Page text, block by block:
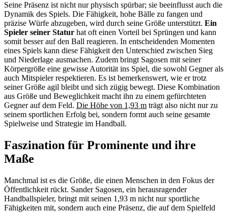
Seine Präsenz ist nicht nur physisch spürbar; sie beeinflusst auch die
Dynamik des Spiels. Die Fähigkeit, hohe Bälle zu fangen und
präzise Würfe abzugeben, wird durch seine Größe unterstützt. Ein
Spieler seiner Statur hat oft einen Vorteil bei Sprüngen und kann
somit besser auf den Ball reagieren. In entscheidenden Momenten
eines Spiels kann diese Fähigkeit den Unterschied zwischen Sieg
und Niederlage ausmachen. Zudem bringt Sagosen mit seiner
Körpergröße eine gewisse Autorität ins Spiel, die sowohl Gegner als
auch Mitspieler respektieren. Es ist bemerkenswert, wie er trotz
seiner Größe agil bleibt und sich zügig bewegt. Diese Kombination
aus Größe und Beweglichkeit macht ihn zu einem gefürchteten
Gegner auf dem Feld. Die Höhe von 1,93 m trägt also nicht nur zu
seinem sportlichen Erfolg bei, sondern formt auch seine gesamte
Spielweise und Strategie im Handball.
Faszination für Prominente und ihre
Maße
Manchmal ist es die Größe, die einen Menschen in den Fokus der
Öffentlichkeit rückt. Sander Sagosen, ein herausragender
Handballspieler, bringt mit seinen 1,93 m nicht nur sportliche
Fähigkeiten mit, sondern auch eine Präsenz, die auf dem Spielfeld